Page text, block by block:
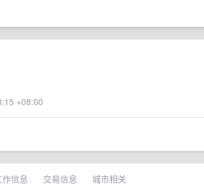
+08:00
作信息 交易信息 城市相关